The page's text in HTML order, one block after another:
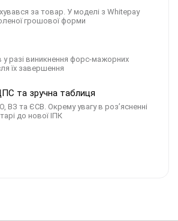
за товар. У моделі з Whitepay
грошової форми
у разі виникнення форс-мажорних
їх завершення
та зручна таблиця
та ЄСВ. Окрему увагу в роз’ясненні
до нової ІПК